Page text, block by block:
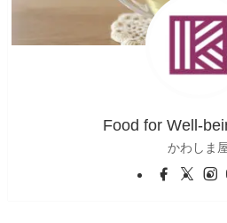
Food for Well-
かわしま